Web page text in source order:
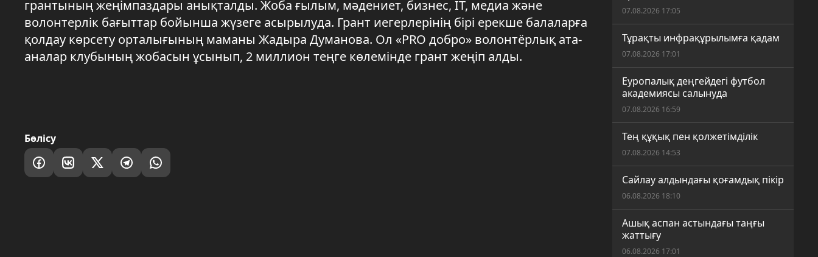
грантының жеңімпаздары анықталды. Жоба ғылым, мәдениет, бизнес, IT, медиа және
волонтерлік бағыттар бойынша жүзеге асырылуда. Грант иегерлерінің бірі ерекше балаларға
қолдау көрсету орталығының маманы Жадыра Думанова. Ол «PRO добро» волонтёрлық ата-
аналар клубының жобасын ұсынып, 2 миллион теңге көлемінде грант жеңіп алды.
Бөлісу
07.08.2026 17:05
Тұрақты инфрақұрылымға қадам
07.08.2026 17:01
Еуропалық деңгейдегі футбол
академиясы салынуда
07.08.2026 16:59
Тең құқық пен қолжетімділік
07.08.2026 14:53
Сайлау алдындағы қоғамдық пікір
06.08.2026 18:10
Ашық аспан астындағы таңғы
жаттығу
06.08.2026 17:01